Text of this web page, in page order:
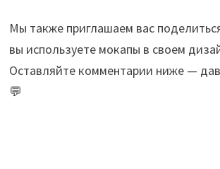
Мы также приглашаем вас
вы используете мокапы в своем
Оставляйте комментарии ниже —
💬